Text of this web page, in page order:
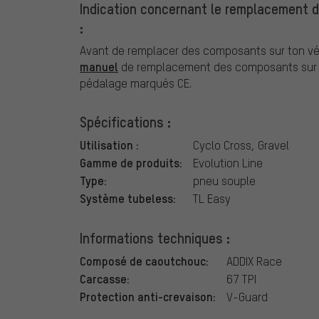
Indication concernant le remplacement
:
Avant de remplacer des composants sur ton
manuel de remplacement des composants
pédalage marqués CE.
Spécifications :
Utilisation : Cyclo Cross, Gravel
Gamme de produits: Evolution Line
Type: pneu souple
Système tubeless: TL Easy
Informations techniques :
Composé de caoutchouc: ADDIX Race
Carcasse: 67 TPI
Protection anti-crevaison: V-Guard